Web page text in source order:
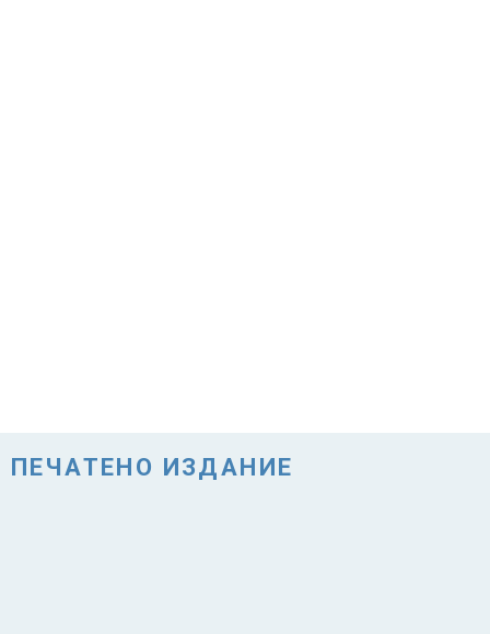
ПЕЧАТЕНО ИЗДАНИЕ